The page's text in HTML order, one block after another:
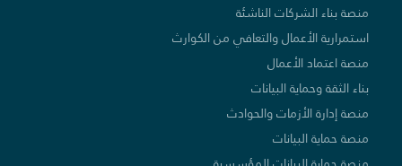
منصة بناء الشركات الناشئة
استمرارية الأعمال والتعافي من الكوارث
منصة اعتماد الأعمال
بناء الثقة وحماية البيانات
منصة إدارة الأزمات والحوادث
منصة حماية البيانات